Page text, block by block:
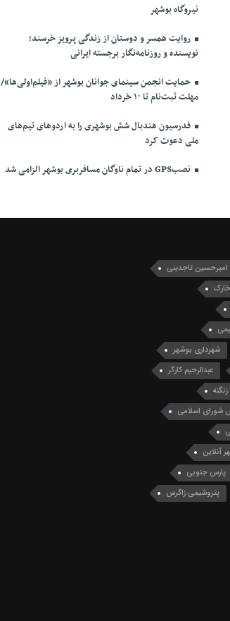
نیروگاه بوشهر
روایت همسر و دوستان از زندگی پرویز خرسند؛
نویسنده و روزنامه‌نگار برجسته ایرانی
حمایت انجمن سینمای جوانان بوشهر از «فیلم‌اولی‌ها»/
مهلت ثبت‌نام تا ۱۰ خرداد
فدرسیون هندبال شش بوشهری را به اردوهای تیم‌های
ملی دعوت کرد
نصبGPS در تمام ناوگان مسافربری بوشهر الزامی شد
امیرحسین تاجدینی
شهرداری بوشهر
عبدالرحیم کارگر
زنگنه
شورای اسلامی
آنلاین
پارس جنوبی
پتروشیمی زاگرس